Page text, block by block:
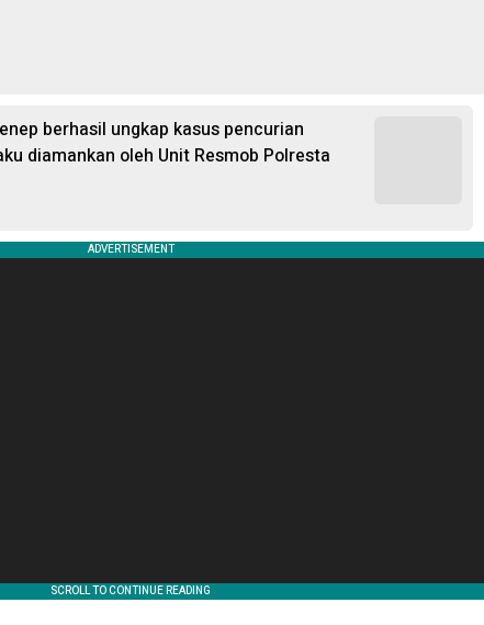
berhasil ungkap kasus pencurian
diamankan oleh Unit Resmob Polresta